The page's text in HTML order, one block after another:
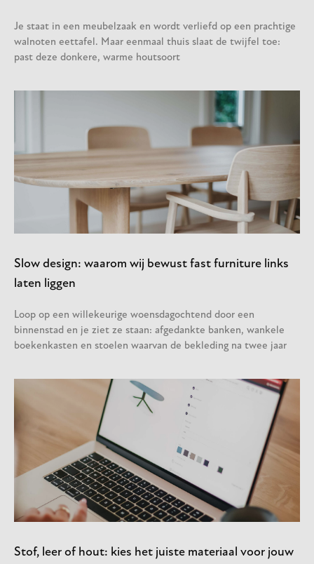
Je staat in een meubelzaak en wordt verliefd op een prachtige
walnoten eettafel. Maar eenmaal thuis slaat de twijfel toe:
past deze donkere, warme houtsoort
Slow design: waarom wij bewust fast furniture links
laten liggen
Loop op een willekeurige woensdagochtend door een
binnenstad en je ziet ze staan: afgedankte banken, wankele
boekenkasten en stoelen waarvan de bekleding na twee jaar
Stof, leer of hout: kies het juiste materiaal voor jouw